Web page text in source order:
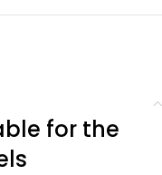
for the